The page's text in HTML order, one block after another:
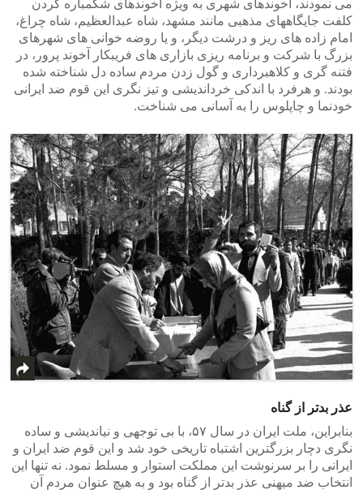
می نمودند، آخوندهای شهری به ویژه آخوندهای شکمباره گردن
کلفت جایگاههای مذهبی مانند مشهد، شاه عبدالعظیم، شاه چراغ،
امام زاده های ریز و درشت دیگر، و یا روضه خوانی های شهرهای
بزرگ با شرکت و برنامه ریزی بازاری های فریبکار آخوند پرور، در
فتنه گری و کلاهبرداری و گول زدن مردم ساده دل شناخته شده
بودند. و هرفرد با اندکی خرداندیشی و تیز نگری این قوم ضد ایرانی
خودنما و چاپلوس را به آسانی می شناخت.
عذر بدتر از گناه
بنابراین، ملت ایران در سال ۵۷، با بی توجهی و نیاندیشی و ساده
نگری دچار بزرگترین اشتباه تاریخی خود شد و این قوم ضد ایران و
ایرانی را بر سرنوشت این مملکت استوار و مسلط نمود. نه تنها این
انتخاب ضد میهنی عذر بدتر از گناه بود و به هیچ عنوان مردم آن